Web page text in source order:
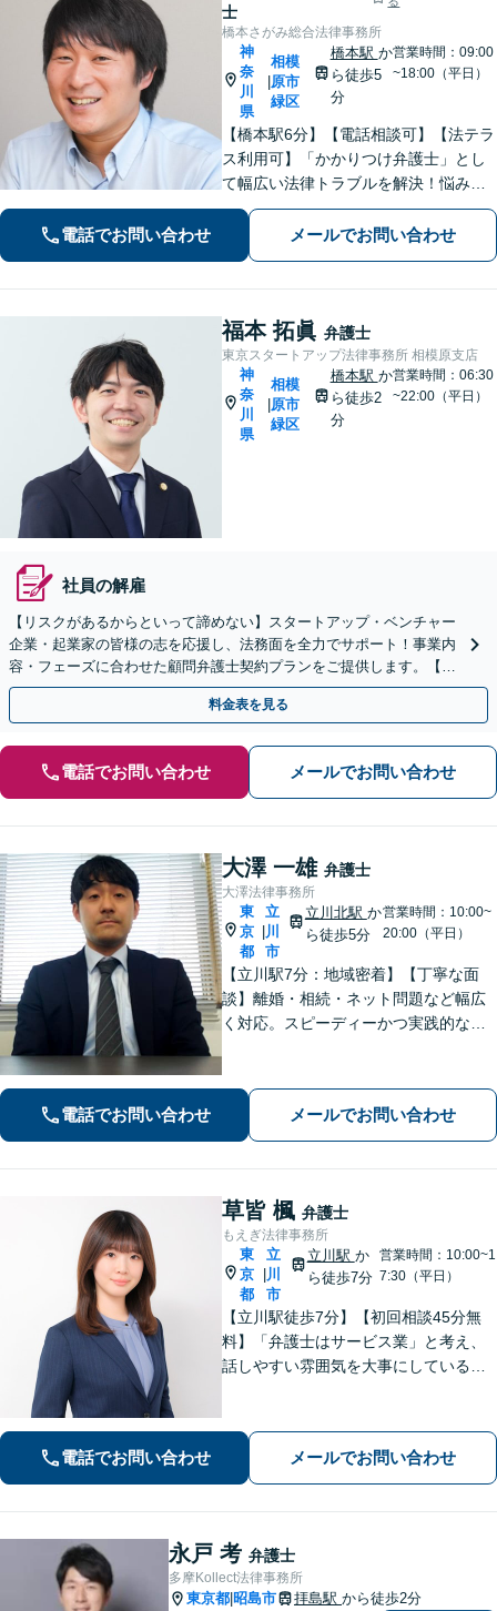
士
橋本さがみ総合法律事務所
神
奈
川
県
相模
原市
緑区
橋本駅 か
ら徒歩5
分
営業時間：09:00
~18:00（平日）
【橋本駅6分】【電話相談可】【法テラ
ス利用可】「かかりつけ弁護士」とし
て幅広い法律トラブルを解決！悩みに
寄り添いながら、誠実な対応を心がけ
ております「粘り強い交渉とフットワ
ークの軽さが強み」男性・女性弁護士
電話でお問い合わせ メールでお問い合わせ
福本 拓眞 弁護士
東京スタートアップ法律事務所 相模原支店
神
奈
川
県
相模
原市
緑区
橋本駅 か
ら徒歩2
分
営業時間：06:30
~22:00（平日）
社員の解雇
【リスクがあるからといって諦めない】スタートアップ・ベンチャー
企業・起業家の皆様の志を応援し、法務面を全力でサポート！事業内
容・フェーズに合わせた顧問弁護士契約プランをご提供します。【顧
問契約／企業法務】
料金表を見る
電話でお問い合わせ メールでお問い合わせ
大澤 一雄 弁護士
大澤法律事務所
東
京
都
立
川
市
立川北駅 か
ら徒歩5分
営業時間：10:00~
20:00（平日）
【立川駅7分：地域密着】【丁寧な面
談】離婚・相続・ネット問題など幅広
く対応。スピーディーかつ実践的なア
緒に考えます。安心してご相談くださ
い。【電話・オンライン相談対応】
電話でお問い合わせ メールでお問い合わせ
草皆 楓 弁護士
もえぎ法律事務所
東
京
都
立
川
市
立川駅 か
ら徒歩7分
営業時間：10:00~1
7:30（平日）
【立川駅徒歩7分】【初回相談45分無
料】「弁護士はサービス業」と考え、
話しやすい雰囲気を大事にしている事
を心がけています【離婚・男女問題／
相続・遺言／交通事故】
電話でお問い合わせ メールでお問い合わせ
永戸 考 弁護士
多摩Kollect法律事務所
東京都 昭島市 拝島駅 から徒歩2分